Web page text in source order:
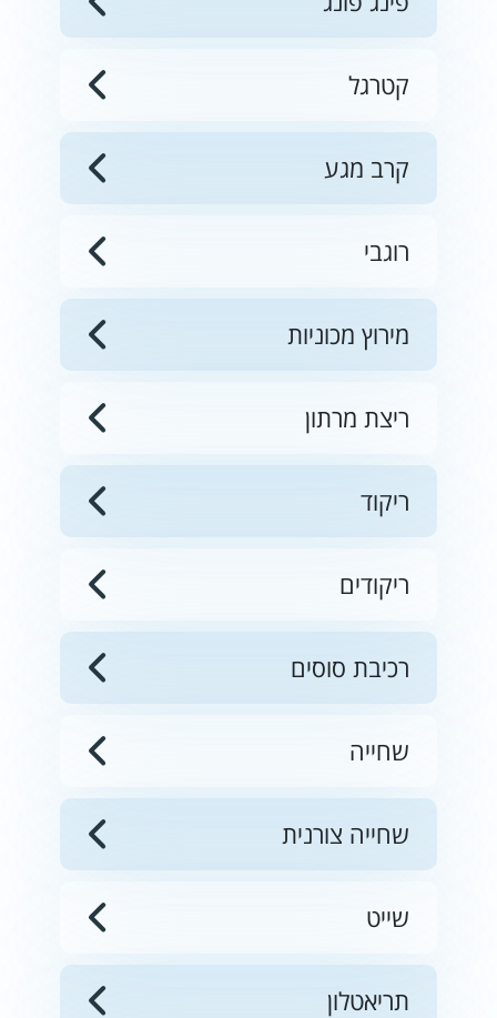
קטרגל
קרב מגע
רוגבי
מירוץ מכוניות
ריצת מרתון
ריקוד
ריקודים
רכיבת סוסים
שחייה
שחייה צורנית
שייט
תריאטלון